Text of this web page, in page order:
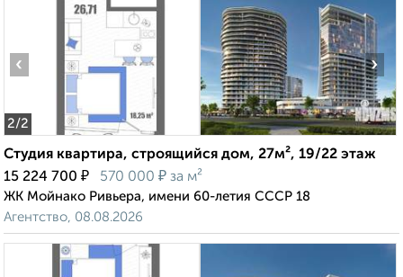
2/2
‹ ›
Студия квартира, строящийся дом, 27м², 19/22 этаж
15 224 700 ₽ 570 000 ₽ за м²
ЖК Мойнако Ривьера, имени 60-летия СССР 18
Агентство, 08.08.2026